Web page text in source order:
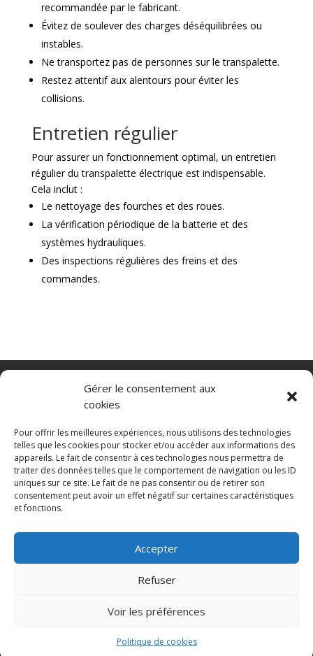
Gérer le consentement aux
cookies
Pour offrir les meilleures expériences, nous utilisons des technologies
telles que les cookies pour stocker et/ou accéder aux informations des
appareils. Le fait de consentir à ces technologies nous permettra de
traiter des données telles que le comportement de navigation ou les ID
uniques sur ce site. Le fait de ne pas consentir ou de retirer son
consentement peut avoir un effet négatif sur certaines caractéristiques
et fonctions.
Accepter
Refuser
Voir les préférences
Politique de cookies
recommandée par le fabricant.
Évitez de soulever des charges déséquilibrées ou
instables.
Ne transportez pas de personnes sur le transpalette.
Restez attentif aux alentours pour éviter les
collisions.
Entretien régulier
Pour assurer un fonctionnement optimal, un entretien
régulier du transpalette électrique est indispensable.
Cela inclut :
Le nettoyage des fourches et des roues.
La vérification périodique de la batterie et des
systèmes hydrauliques.
Des inspections régulières des freins et des
commandes.
Transpalette electrique
CGV
Mentions légales
Politique de confidentialité et protection des
données
Paiement sécurisé
Gérer mes cookies
Nous contacter
Guides d’achat
Secteurs d’activité
Engins de manutention
Blanchisserie
© 2025 MNG SORARE. Tous droits réservés. Prix
affichés en euros et hors TVA. Site dédié aux